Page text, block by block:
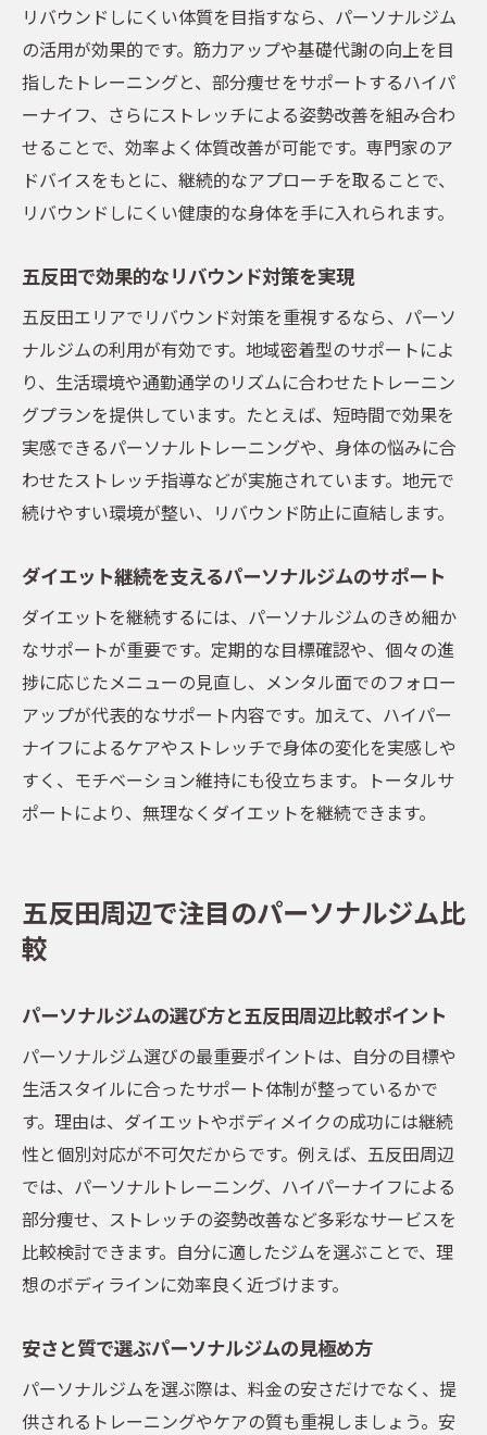
リバウンドしにくい体質を目指すなら、パーソナルジム
の活用が効果的です。筋力アップや基礎代謝の向上を目
指したトレーニングと、部分痩せをサポートするハイパ
ーナイフ、さらにストレッチによる姿勢改善を組み合わ
せることで、効率よく体質改善が可能です。専門家のア
ドバイスをもとに、継続的なアプローチを取ることで、
リバウンドしにくい健康的な身体を手に入れられます。
五反田で効果的なリバウンド対策を実現
五反田エリアでリバウンド対策を重視するなら、パーソ
ナルジムの利用が有効です。地域密着型のサポートによ
り、生活環境や通勤通学のリズムに合わせたトレーニン
グプランを提供しています。たとえば、短時間で効果を
実感できるパーソナルトレーニングや、身体の悩みに合
わせたストレッチ指導などが実施されています。地元で
続けやすい環境が整い、リバウンド防止に直結します。
ダイエット継続を支えるパーソナルジムのサポート
ダイエットを継続するには、パーソナルジムのきめ細か
なサポートが重要です。定期的な目標確認や、個々の進
捗に応じたメニューの見直し、メンタル面でのフォロー
アップが代表的なサポート内容です。加えて、ハイパー
ナイフによるケアやストレッチで身体の変化を実感しや
すく、モチベーション維持にも役立ちます。トータルサ
ポートにより、無理なくダイエットを継続できます。
五反田周辺で注目のパーソナルジム比
較
パーソナルジムの選び方と五反田周辺比較ポイント
パーソナルジム選びの最重要ポイントは、自分の目標や
生活スタイルに合ったサポート体制が整っているかで
す。理由は、ダイエットやボディメイクの成功には継続
性と個別対応が不可欠だからです。例えば、五反田周辺
では、パーソナルトレーニング、ハイパーナイフによる
部分痩せ、ストレッチの姿勢改善など多彩なサービスを
比較検討できます。自分に適したジムを選ぶことで、理
想のボディラインに効率良く近づけます。
安さと質で選ぶパーソナルジムの見極め方
パーソナルジムを選ぶ際は、料金の安さだけでなく、提
供されるトレーニングやケアの質も重視しましょう。安